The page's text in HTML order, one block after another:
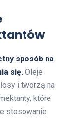
sposób na
się. Oleje
i tworzą na
które
stosowanie